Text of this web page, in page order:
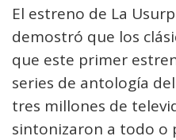
El estreno de La
demostró que los
que este primer
series de antología
tres millones de
sintonizaron a todo o